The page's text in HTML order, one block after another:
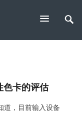
色卡的评估
道，目前输入设备